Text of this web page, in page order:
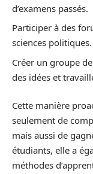
d’examens passés.
Participer à des
sciences politiques.
Créer un groupe
des idées et
Cette manière
seulement de
mais aussi de
étudiants, elle a
méthodes